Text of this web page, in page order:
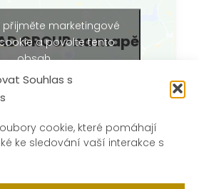
Souhlas s
cookie, které pomáhají
ke sledování vaší interakce s
GROUP na mapě
marketingové
a povolte tento
obsah